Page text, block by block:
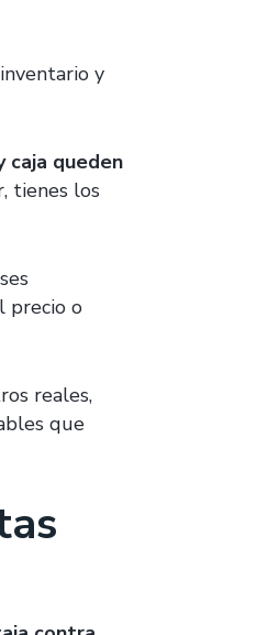
y
queden
tienes los
precio o
reales,
que